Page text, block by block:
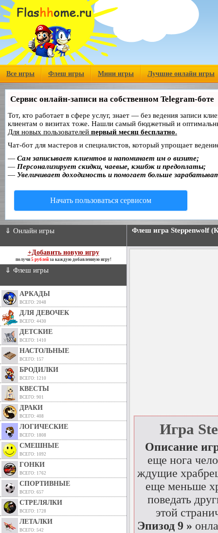
Все игры Флеш игры Мини игры Лучшие онлайн игры
Сервис онлайн-записи на собственном Telegram-боте
Тот, кто работает в сфере услуг, знает — без ведения записи
клиентам о визитах тоже. Нашли самый бюджетный и
Для новых пользователей первый месяц бесплатно.
Чат-бот для мастеров и специалистов, который упрощает
— Сам записывает клиентов и напоминает им о визите;
— Персонализирует скидки, чаевые, кэшбэк и предоплаты;
— Увеличивает доходимость и помогает больше
Начать пользоваться сервисом
⇓ Онлайн игры
+Добавить новую игру
получи 5 рублейза каждую добавленную игру!
⇓ Флеш игры
АРКАДЫ
ВСЕГО: 2048
ДЛЯ ДЕВОЧЕК
ВСЕГО: 4430
ДЕТСКИЕ
ВСЕГО: 1410
НАСТОЛЬНЫЕ
ВСЕГО: 157
БРОДИЛКИ
ВСЕГО: 1210
КВЕСТЫ
ВСЕГО: 901
ДРАКИ
ВСЕГО: 408
ЛОГИЧЕСКИЕ
ВСЕГО: 1808
СМЕШНЫЕ
ВСЕГО: 1092
ГОНКИ
ВСЕГО: 1762
СПОРТИВНЫЕ
ВСЕГО: 657
СТРЕЛЯЛКИ
ВСЕГО: 1728
ЛЕТАЛКИ
ВСЕГО: 542
Флеш игра Steppenwolf
Игра
Описание
еще нога
ждущие
еще меньше
поведать
этой
Эпизод 9 »